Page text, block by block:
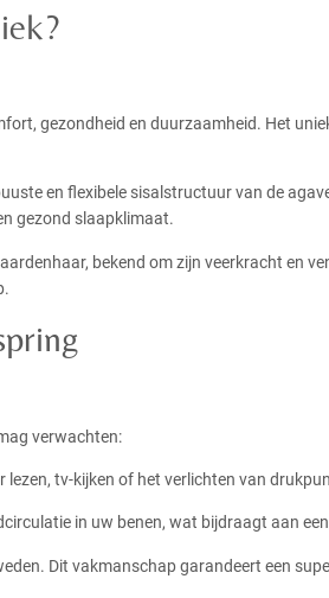
gezondheid en duurzaamheid. Het
en flexibele sisalstructuur van de
gezond slaapklimaat.
bekend om zijn veerkracht en
verwachten:
tv-kijken of het verlichten van
in uw benen, wat bijdraagt aan
Dit vakmanschap garandeert een